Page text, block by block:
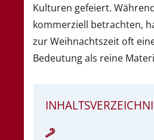
Kulturen gefeiert.
kommerziell betrachten,
zur Weihnachtszeit oft
Bedeutung als reine